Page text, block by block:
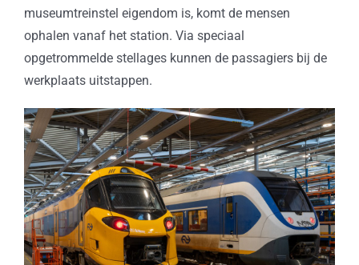
museumtreinstel eigendom is, komt de mensen
ophalen vanaf het station. Via speciaal
opgetrommelde stellages kunnen de passagiers bij de
werkplaats uitstappen.